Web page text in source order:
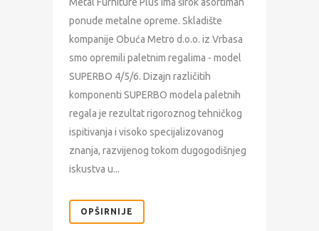
Metal Furniture Plus ima širok asortiman
ponude metalne opreme. Skladište
kompanije Obuća Metro d.o.o. iz Vrbasa
smo opremili paletnim regalima - model
SUPERBO 4/5/6. Dizajn različitih
komponenti SUPERBO modela paletnih
regala je rezultat rigoroznog tehničkog
ispitivanja i visoko specijalizovanog
znanja, razvijenog tokom dugogodišnjeg
iskustva u...
OPŠIRNIJE